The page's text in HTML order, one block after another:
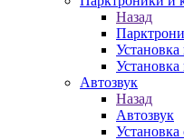
Назад
Установка
Установка
Автозвук
Назад
Автозвук
Установка